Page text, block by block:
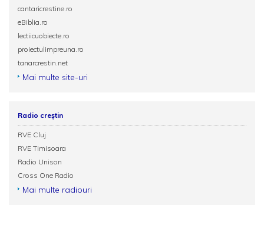
cantaricrestine.ro
eBiblia.ro
lectiicuobiecte.ro
proiectulimpreuna.ro
tanarcrestin.net
Mai multe site-uri
Radio creștin
RVE Cluj
RVE Timisoara
Radio Unison
Cross One Radio
Mai multe radiouri